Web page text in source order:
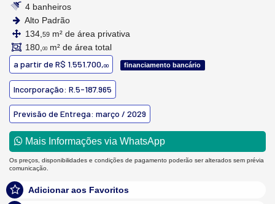
4 banheiros
Alto Padrão
134, 59 m² de área privativa
180, 00 m² de área total
a partir de R$ 1.551.700,00 financiamento bancário
Incorporação: R.5-187.965
Previsão de Entrega: março / 2029
Mais Informações via WhatsApp
Os preços, disponibilidades e condições de pagamento poderão ser alterados sem prévia
comunicação.
Adicionar aos Favoritos